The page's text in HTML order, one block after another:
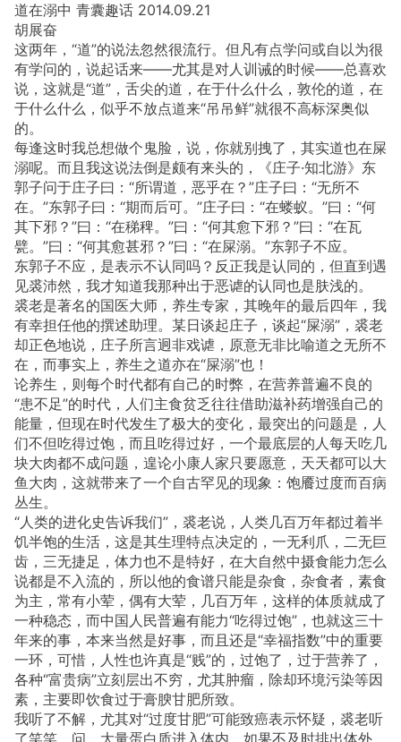
道在溺中 青囊趣话 2014.09.21
胡展奋
这两年，“道”的说法忽然很流行。但凡有点学问或自以为很
有学问的，说起话来——尤其是对人训诫的时候——总喜欢
说，这就是“道”，舌尖的道，在于什么什么，敦伦的道，在
于什么什么，似乎不放点道来“吊吊鲜”就很不高标深奥似
的。
每逢这时我总想做个鬼脸，说，你就别拽了，其实道也在屎
溺呢。而且我这说法倒是颇有来头的，《庄子·知北游》东
郭子问于庄子曰：“所谓道，恶乎在？”庄子曰：“无所不
在。”东郭子曰：“期而后可。”庄子曰：“在蝼蚁。”曰：“何
其下邪？”曰：“在稊稗。”曰：“何其愈下邪？”曰：“在瓦
甓。”曰：“何其愈甚邪？”曰：“在屎溺。”东郭子不应。
东郭子不应，是表示不认同吗？反正我是认同的，但直到遇
见裘沛然，我才知道我那种出于恶谑的认同也是肤浅的。
裘老是著名的国医大师，养生专家，其晚年的最后四年，我
有幸担任他的撰述助理。某日谈起庄子，谈起“屎溺”，裘老
却正色地说，庄子所言迥非戏谑，原意无非比喻道之无所不
在，而事实上，养生之道亦在“屎溺”也！
论养生，则每个时代都有自己的时弊，在营养普遍不良的
“患不足”的时代，人们主食贫乏往往借助滋补药增强自己的
能量，但现在时代发生了极大的变化，最突出的问题是，人
们不但吃得过饱，而且吃得过好，一个最底层的人每天吃几
块大肉都不成问题，遑论小康人家只要愿意，天天都可以大
鱼大肉，这就带来了一个自古罕见的现象：饱餍过度而百病
丛生。
“人类的进化史告诉我们”，裘老说，人类几百万年都过着半
饥半饱的生活，这是其生理特点决定的，一无利爪，二无巨
齿，三无捷足，体力也不是特好，在大自然中摄食能力怎么
说都是不入流的，所以他的食谱只能是杂食，杂食者，素食
为主，常有小荤，偶有大荤，几百万年，这样的体质就成了
一种稳态，而中国人民普遍有能力“吃得过饱”，也就这三十
年来的事，本来当然是好事，而且还是“幸福指数”中的重要
一环，可惜，人性也许真是“贱”的，过饱了，过于营养了，
各种“富贵病”立刻层出不穷，尤其肿瘤，除却环境污染等因
素，主要即饮食过于膏腴甘肥所致。
我听了不解，尤其对“过度甘肥”可能致癌表示怀疑，裘老听